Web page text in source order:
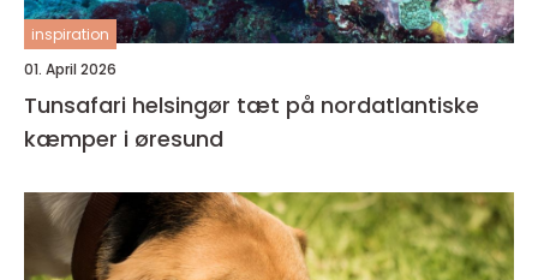
inspiration
01. April 2026
Tunsafari helsingør tæt på nordatlantiske
kæmper i øresund